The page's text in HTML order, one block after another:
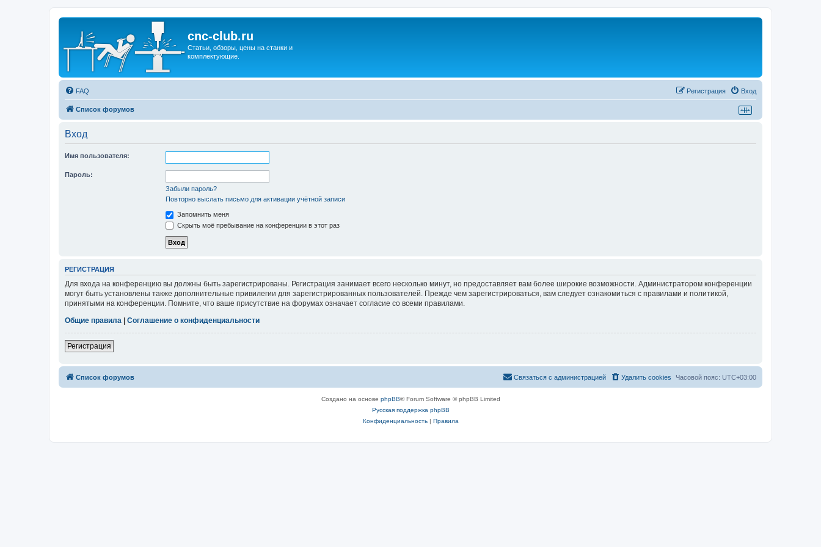
cnc-club.ru
Статьи, обзоры, цены на станки и
комплектующие.
FAQ Вход
Регистрация
Список форумов
Вход
Имя пользователя:
Пароль:
Забыли пароль?
Повторно выслать письмо для активации учётной записи
Запомнить меня
Скрыть моё пребывание на конференции в этот раз
РЕГИСТРАЦИЯ
Для входа на конференцию вы должны быть зарегистрированы. Регистрация занимает всего несколько минут, но предоставляет вам более широкие возможности. Администратором конференции
могут быть установлены также дополнительные привилегии для зарегистрированных пользователей. Прежде чем зарегистрироваться, вам следует ознакомиться с правилами и политикой,
принятыми на конференции. Помните, что ваше присутствие на форумах означает согласие со всеми правилами.
Общие правила | Соглашение о конфиденциальности
Регистрация
Список форумов Часовой пояс: UTC+03:00
Удалить cookies
Связаться с администрацией
Создано на основе phpBB® Forum Software © phpBB Limited
Русская поддержка phpBB
Конфиденциальность| Правила